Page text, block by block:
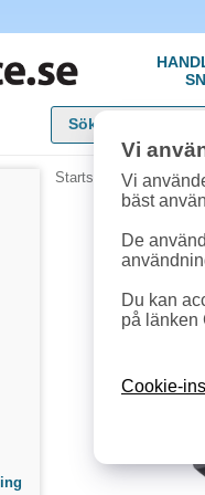
Startsida »
Vi
Vi
bäst
De
Du kan
på länken
Cookie-